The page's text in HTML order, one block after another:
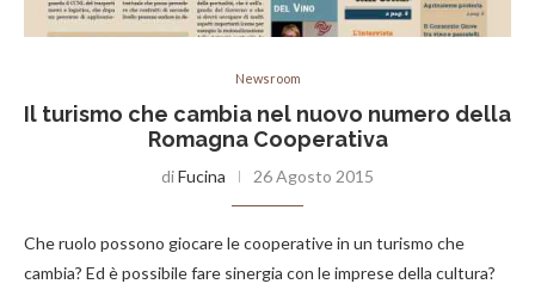
Newsroom
Il turismo che cambia nel nuovo numero della
Romagna Cooperativa
diFucina 26 Agosto 2015
Che ruolo possono giocare le cooperative in un turismo che
cambia? Ed è possibile fare sinergia con le imprese della cultura?